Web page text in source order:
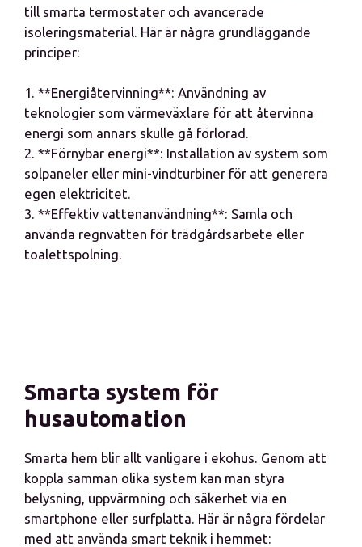
till smarta termostater och avancerade
isoleringsmaterial. Här är några grundläggande
principer:
1. **Energiåtervinning**: Användning av
teknologier som värmeväxlare för att återvinna
energi som annars skulle gå förlorad.
2. **Förnybar energi**: Installation av system som
solpaneler eller mini-vindturbiner för att generera
egen elektricitet.
3. **Effektiv vattenanvändning**: Samla och
använda regnvatten för trädgårdsarbete eller
toalettspolning.
Smarta system för
husautomation
Smarta hem blir allt vanligare i ekohus. Genom att
koppla samman olika system kan man styra
belysning, uppvärmning och säkerhet via en
smartphone eller surfplatta. Här är några fördelar
med att använda smart teknik i hemmet: